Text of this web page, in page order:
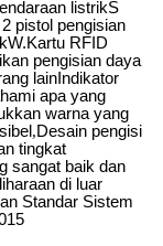
listrikS
pistol pengisian
RFID
pengisian daya
lainIndikator
apa yang
warna yang
,Desain pengisi
tingkat
sangat baik dan
di luar
Standar Sistem